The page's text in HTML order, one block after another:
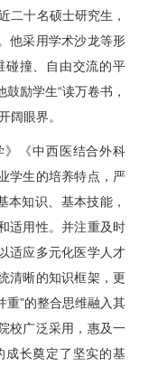
二十名硕士研究生，
他采用学术沙龙等形
碰撞、自由交流的平
励学生“读万卷书，
阔眼界。
》《中西医结合外科
学生的培养特点，严
知识、基本技能，
适用性。并注重及时
适应多元化医学人才
清晰的知识框架，更
重”的整合思维融入其
校广泛采用，惠及一
成长奠定了坚实的基